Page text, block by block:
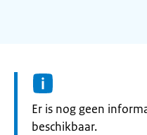
Informatie:
Er is nog geen
beschikbaar.